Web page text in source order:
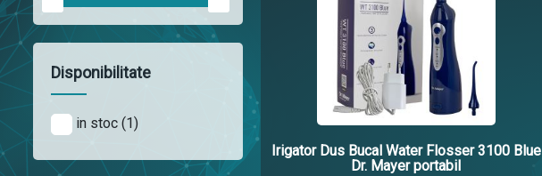
Disponibilitate
in stoc (1)
Irigator Dus Bucal Water Flosser 3100 Blue
Dr. Mayer portabil